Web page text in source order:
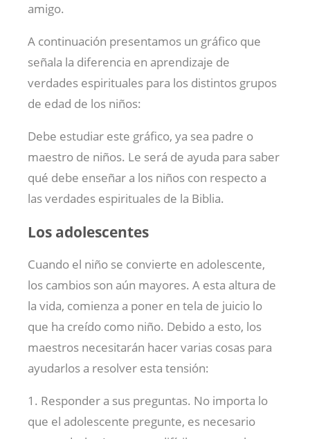
amigo.
A continuación presentamos un gráfico que
señala la diferencia en aprendizaje de
verdades espirituales para los distintos grupos
de edad de los niños:
Debe estudiar este gráfico, ya sea padre o
maestro de niños. Le será de ayuda para saber
qué debe enseñar a los niños con respecto a
las verdades espirituales de la Biblia.
Los adolescentes
Cuando el niño se convierte en adolescente,
los cambios son aún mayores. A esta altura de
la vida, comienza a poner en tela de juicio lo
que ha creído como niño. Debido a esto, los
maestros necesitarán hacer varias cosas para
ayudarlos a resolver esta tensión:
1. Responder a sus preguntas. No importa lo
que el adolescente pregunte, es necesario